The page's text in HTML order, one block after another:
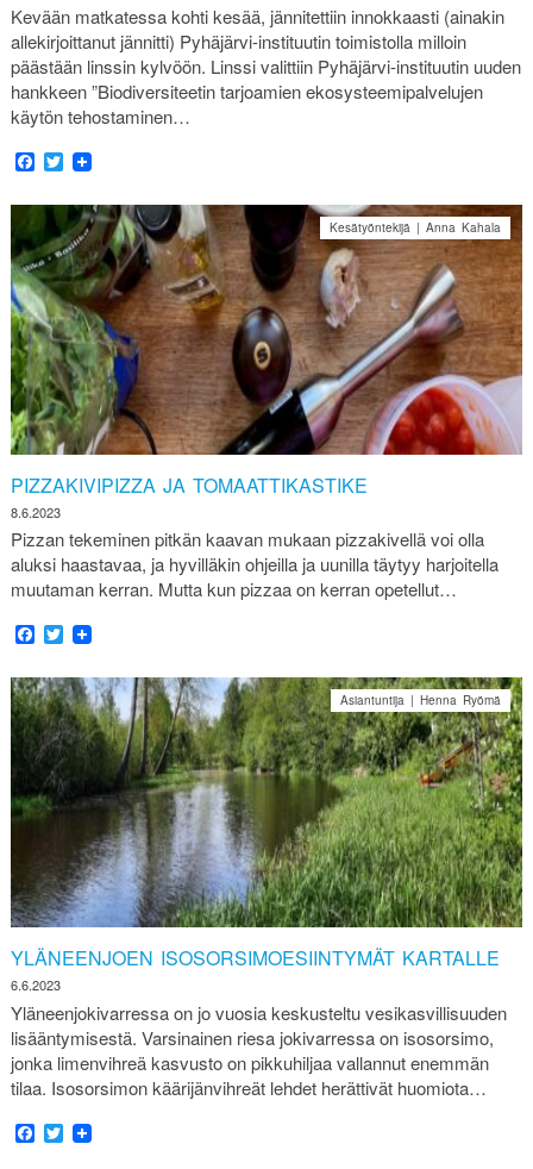
Kevään matkatessa kohti kesää, jännitettiin innokkaasti (ainakin
allekirjoittanut jännitti) Pyhäjärvi-instituutin toimistolla milloin
päästään linssin kylvöön. Linssi valittiin Pyhäjärvi-instituutin uuden
hankkeen ”Biodiversiteetin tarjoamien ekosysteemipalvelujen
käytön tehostaminen…
Facebook
Twitter
PIZZAKIVIPIZZA JA TOMAATTIKASTIKE
8.6.2023
Kesätyöntekijä | Anna Kahala
Pizzan tekeminen pitkän kaavan mukaan pizzakivellä voi olla
aluksi haastavaa, ja hyvilläkin ohjeilla ja uunilla täytyy harjoitella
muutaman kerran. Mutta kun pizzaa on kerran opetellut…
Facebook
Twitter
YLÄNEENJOEN ISOSORSIMOESIINTYMÄT KARTALLE
6.6.2023
Asiantuntija | Henna Ryömä
Yläneenjokivarressa on jo vuosia keskusteltu vesikasvillisuuden
lisääntymisestä. Varsinainen riesa jokivarressa on isosorsimo,
jonka limenvihreä kasvusto on pikkuhiljaa vallannut enemmän
tilaa. Isosorsimon käärijänvihreät lehdet herättivät huomiota…
Facebook
Twitter